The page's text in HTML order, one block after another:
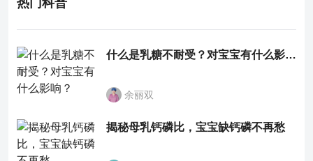
热门科普
什么是乳糖不耐受？对宝宝有什么影响？
余丽双
揭秘母乳钙磷比，宝宝缺钙磷不再愁